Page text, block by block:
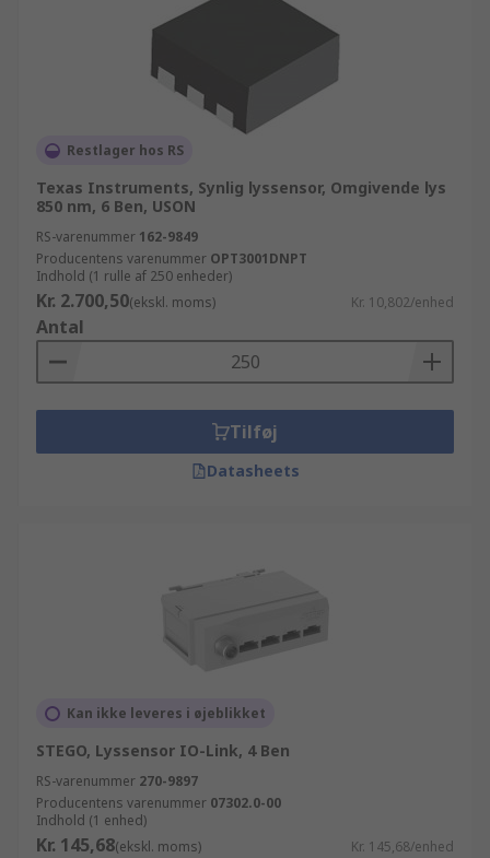
Restlager hos RS
Texas Instruments, Synlig lyssensor, Omgivende lys
850 nm, 6 Ben, USON
RS-varenummer 162-9849
Producentens varenummer OPT3001DNPT
Indhold (1 rulle af 250 enheder)
Kr. 2.700,50(ekskl. moms) Kr. 10,802/enhed
Antal
Tilføj
Datasheets
Kan ikke leveres i øjeblikket
STEGO, Lyssensor IO-Link, 4 Ben
RS-varenummer 270-9897
Producentens varenummer 07302.0-00
Indhold (1 enhed)
Kr. 145,68(ekskl. moms) Kr. 145,68/enhed